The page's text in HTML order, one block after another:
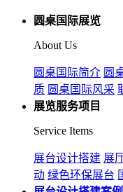
圆桌国际展览
About Us
圆桌国际简介 圆
质 圆桌国际风采
展览服务项目
Service Items
展台设计搭建 展
动 绿色环保展台